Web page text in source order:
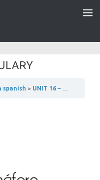
spanish UNIT 16 – EN LA CIUDAD